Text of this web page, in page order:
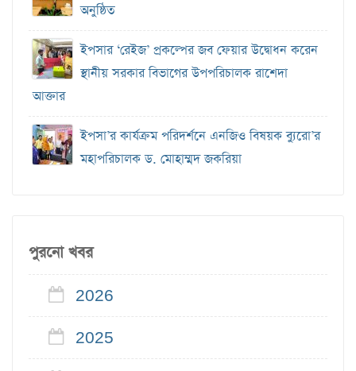
অনুষ্ঠিত
ইপসার ‘রেইজ’ প্রকল্পের জব ফেয়ার উদ্বোধন করেন
স্থানীয় সরকার বিভাগের উপপরিচালক রাশেদা
আক্তার
ইপসা’র কার্যক্রম পরিদর্শনে এনজিও বিষয়ক ব্যুরো’র
মহাপরিচালক ড. মোহাম্মদ জকরিয়া
পুরনো খবর
2026
2025